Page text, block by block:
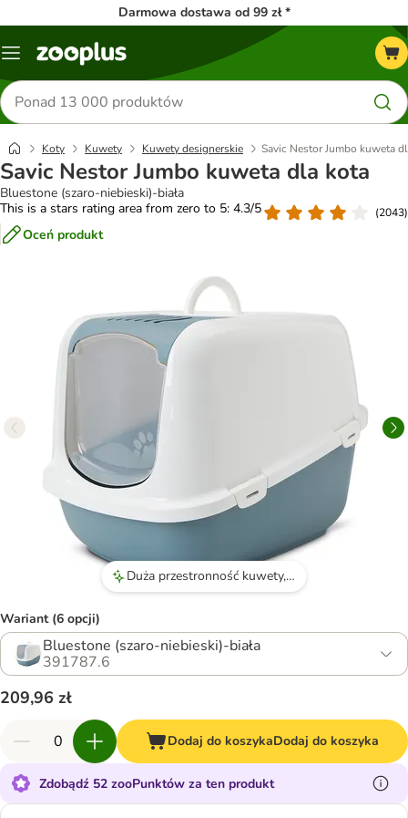
Darmowa dostawa od 99 zł *
Menu
Szukaj
produktów
Koty Kuwety Kuwety designerskie Savic Nestor Jumbo kuweta
Savic Nestor Jumbo kuweta dla kota
Bluestone (szaro-niebieski)-biała
This is a stars rating area from zero to 5: 4.3/5
(2043)
Oceń produkt
Duża przestronność kuwety, idealna dla większych kotów.
Wariant (6 opcji)
Bluestone (szaro-niebieski)-biała
391787.6
209,96 zł
Dodaj do koszykaDodaj do koszyka
Zdobądź 52 zooPunktów za ten produkt